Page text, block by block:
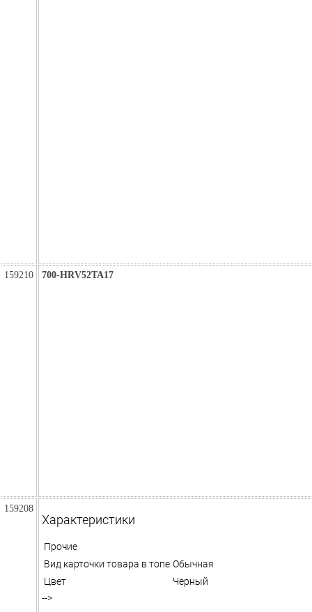
159210 700-HRV52TA17
159208
Характеристики
Прочие
Вид карточки товара в топе Обычная
Цвет
Черный
-->